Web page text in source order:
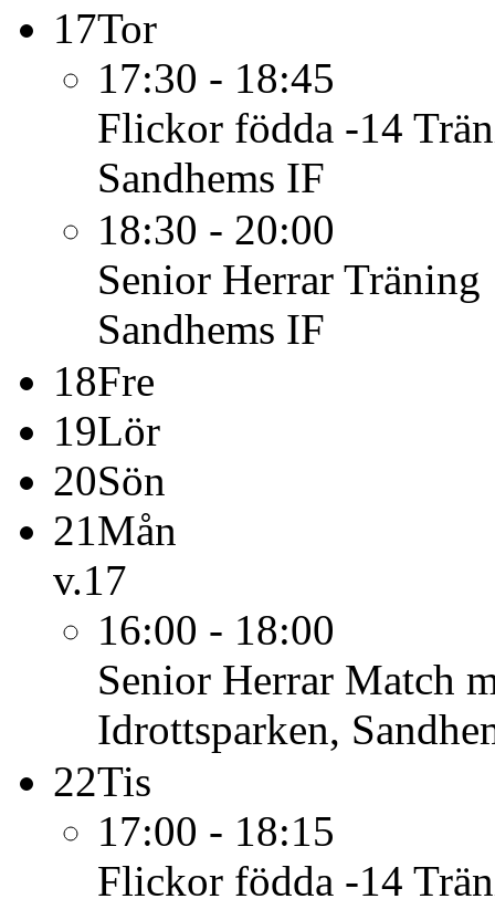
17Tor
17:30 - 18:45
Flickor födda -14
Sandhems IF
18:30 - 20:00
Senior Herrar Träning
Sandhems IF
18Fre
19Lör
20Sön
21Mån
v.17
16:00 - 18:00
Senior Herrar Match
Idrottsparken,
22Tis
17:00 - 18:15
Flickor födda -14